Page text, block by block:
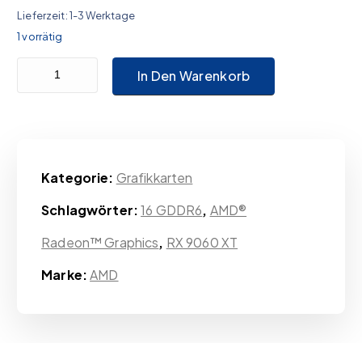
Lieferzeit:1-3 Werktage
1 vorrätig
GIGABYTE Radeon RX 9060 XT GAMING Menge
In Den Warenkorb
Kategorie: Grafikkarten
Schlagwörter:16 GDDR6, AMD®
Radeon™ Graphics, RX 9060 XT
Marke:AMD